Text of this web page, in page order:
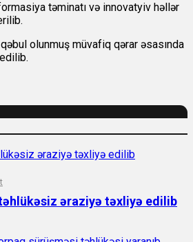
təminatı və innovatyiv həllər
olunmuş müvafiq qərar əsasında
əraziyə təxliyə edilib